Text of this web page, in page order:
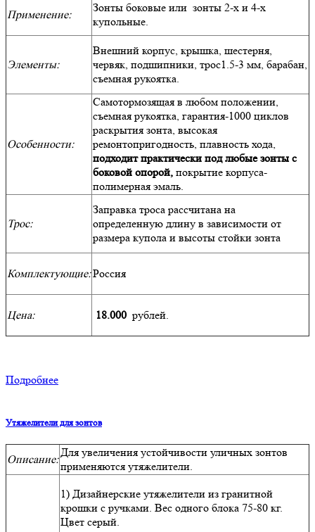
Применение:
Зонты боковые или зонты 2-х и 4-х
купольные.
Элементы:
Внешний корпус, крышка, шестерня,
червяк, подшипники, трос1.5-3 мм, барабан,
съемная рукоятка.
Особенности:
Самотормозящая в любом положении,
съемная рукоятка, гарантия-1000 циклов
раскрытия зонта, высокая
ремонтопригодность, плавность хода,
подходит практически под любые зонты с
боковой опорой, покрытие корпуса-
полимерная эмаль.
Трос:
Заправка троса рассчитана на
определенную длину в зависимости от
размера купола и высоты стойки зонта
Комплектующие:Россия
Цена: 18.000 рублей.
Подробнее
Утяжелители для зонтов
Описание:
Для увеличения устойчивости уличных зонтов
применяются утяжелители.
1) Дизайнерские утяжелители из гранитной
крошки с ручками. Вес одного блока 75-80 кг.
Цвет серый.